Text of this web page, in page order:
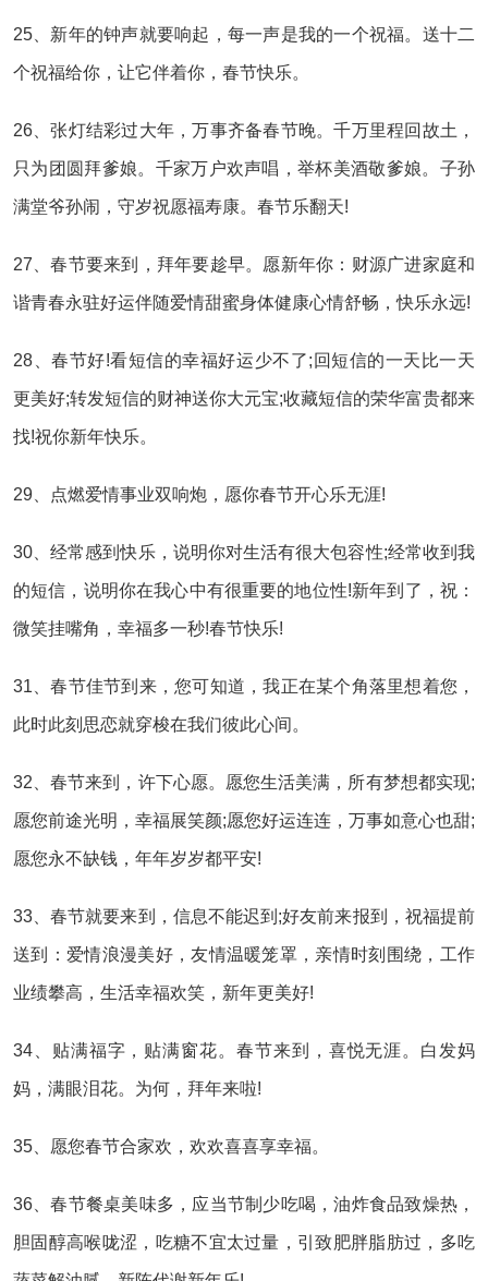
25、新年的钟声就要响起，每一声是我的一个祝福。送十二
个祝福给你，让它伴着你，春节快乐。
26、张灯结彩过大年，万事齐备春节晚。千万里程回故土，
只为团圆拜爹娘。千家万户欢声唱，举杯美酒敬爹娘。子孙
满堂爷孙闹，守岁祝愿福寿康。春节乐翻天!
27、春节要来到，拜年要趁早。愿新年你：财源广进家庭和
谐青春永驻好运伴随爱情甜蜜身体健康心情舒畅，快乐永远!
28、春节好!看短信的幸福好运少不了;回短信的一天比一天
更美好;转发短信的财神送你大元宝;收藏短信的荣华富贵都来
找!祝你新年快乐。
29、点燃爱情事业双响炮，愿你春节开心乐无涯!
30、经常感到快乐，说明你对生活有很大包容性;经常收到我
的短信，说明你在我心中有很重要的地位性!新年到了，祝：
微笑挂嘴角，幸福多一秒!春节快乐!
31、春节佳节到来，您可知道，我正在某个角落里想着您，
此时此刻思恋就穿梭在我们彼此心间。
32、春节来到，许下心愿。愿您生活美满，所有梦想都实现;
愿您前途光明，幸福展笑颜;愿您好运连连，万事如意心也甜;
愿您永不缺钱，年年岁岁都平安!
33、春节就要来到，信息不能迟到;好友前来报到，祝福提前
送到：爱情浪漫美好，友情温暖笼罩，亲情时刻围绕，工作
业绩攀高，生活幸福欢笑，新年更美好!
34、贴满福字，贴满窗花。春节来到，喜悦无涯。白发妈
妈，满眼泪花。为何，拜年来啦!
35、愿您春节合家欢，欢欢喜喜享幸福。
36、春节餐桌美味多，应当节制少吃喝，油炸食品致燥热，
胆固醇高喉咙涩，吃糖不宜太过量，引致肥胖脂肪过，多吃